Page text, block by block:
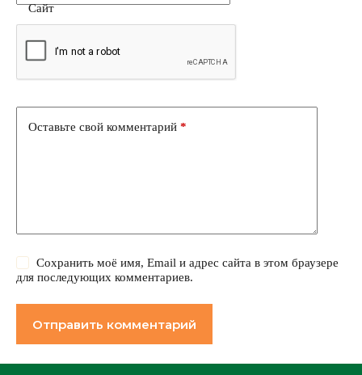
Сайт
Оставьте свой комментарий *
Сохранить моё имя, Email и адрес сайта в этом браузере
для последующих комментариев.
Отправить комментарий